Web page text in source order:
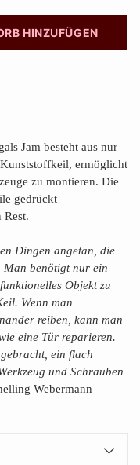
HINZUFÜGEN
Jam besteht aus nur
ermöglicht
zu montieren. Die
gedrückt –
Rest.
Dingen angetan, die
Man benötigt nur ein
Objekt zu
Wenn man
reiben, kann man
eine Tür reparieren.
ein flach
und Schrauben
Webermann